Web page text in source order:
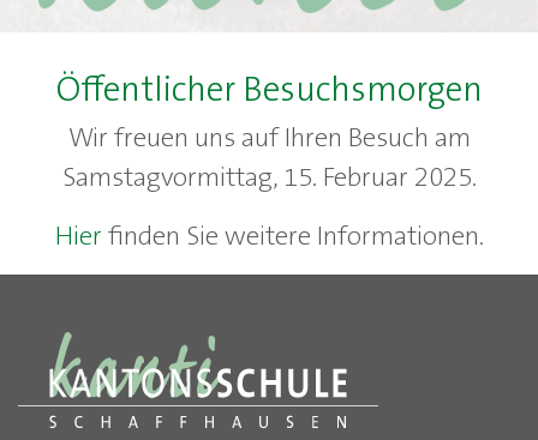
Öffentlicher Besuchsmorgen
Wir freuen uns auf Ihren Besuch am
Samstagvormittag, 15. Februar 2025.
Hier finden Sie weitere Informationen.